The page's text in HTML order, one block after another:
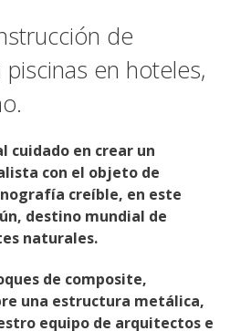
de
en hoteles,
cuidado en crear un
con el objeto de
creíble, en este
destino mundial de
naturales.
de composite,
una estructura metálica,
equipo de arquitectos e